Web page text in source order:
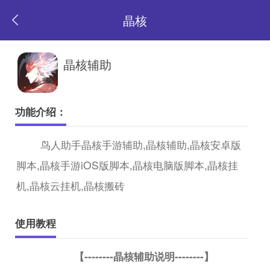
晶核
返
页
晶核辅助
功能介绍：
鸟人助手晶核手游辅助,晶核辅助,晶核安卓版
脚本,晶核手游iOS版脚本,晶核电脑版脚本,晶核挂
机,晶核云挂机,晶核搬砖
使用教程
【--------晶核辅助说明--------】